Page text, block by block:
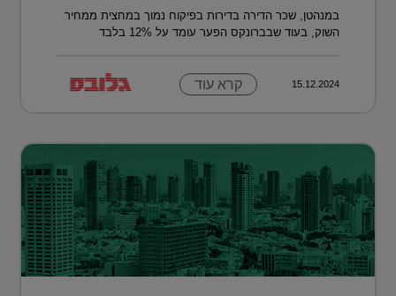
במנהטן, שכר הדירה בדירות בפיקוח נמוך במחצית ממחיר
השוק, בעוד שבברונקס הפער עומד על 12% בלבד
15.12.2024 קרא עוד